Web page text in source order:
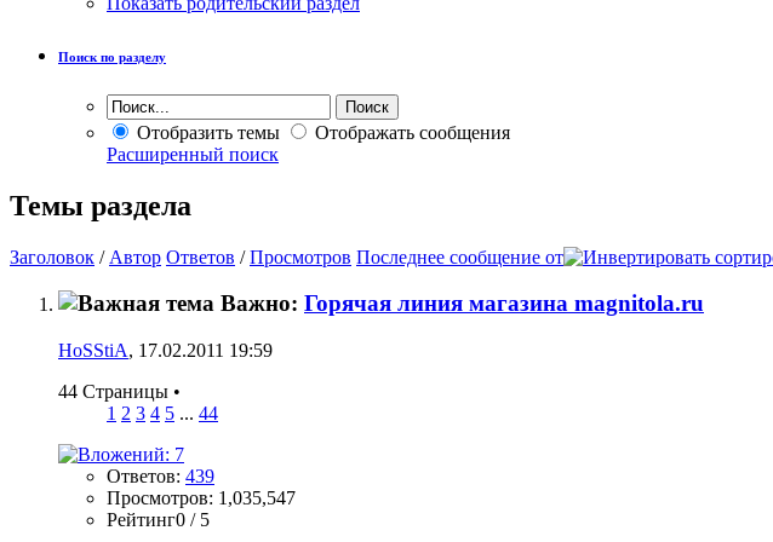
Поиск по разделу
Отобразить темы
Отображать сообщения
Расширенный поиск
Темы раздела
Заголовок / Автор Ответов /Просмотров Последнее сообщение от
Важно: Горячая линия магазина magnitola.ru
HoSStiA, 17.02.2011 19:59
44 Страницы •
1 2 3 4 5 ... 44
Ответов: 439
Просмотров: 1,035,547
Рейтинг0 / 5